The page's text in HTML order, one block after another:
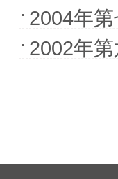
形展览会
2004年
2002年